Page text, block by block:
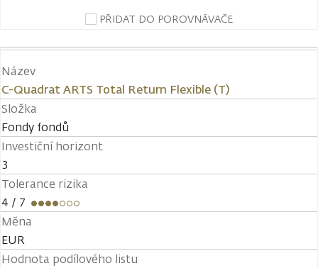
PŘIDAT DO POROVNÁVAČE
Název
C-Quadrat ARTS Total Return Flexible (T)
Složka
Fondy fondů
Investiční horizont
3
Tolerance rizika
4 / 7
Měna
EUR
Hodnota podílového listu